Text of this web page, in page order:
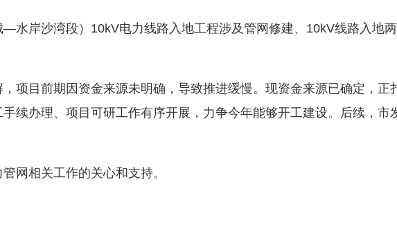
岸沙湾段）10kV电力线路入地工程涉及管网修建、10kV线路入地
目前期因资金来源未明确，导致推进缓慢。现资金来源已确定，正
续办理、项目可研工作有序开展，力争今年能够开工建设。后续，
相关工作的关心和支持。